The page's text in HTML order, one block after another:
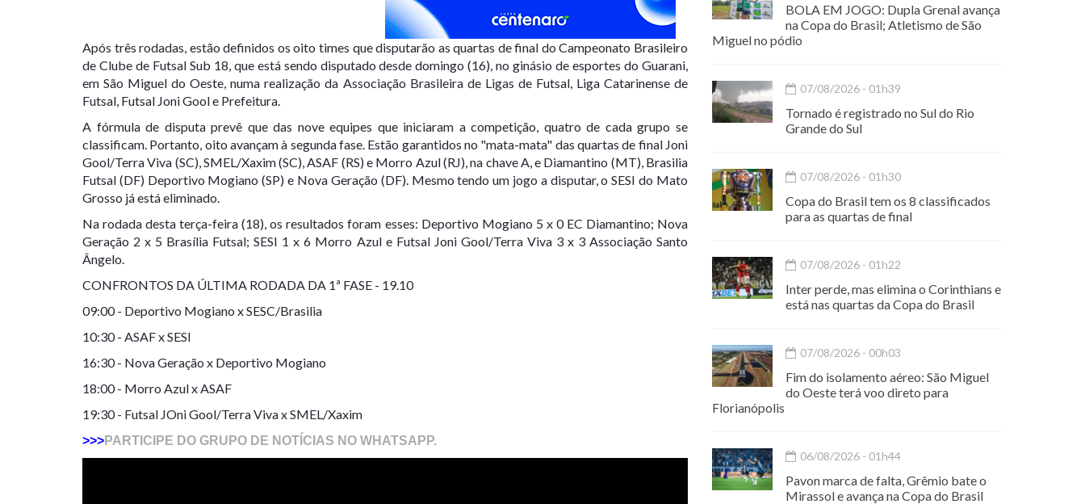
Após três rodadas, estão definidos os oito times que disputarão as quartas de final do Campeonato Brasileiro
de Clube de Futsal Sub 18, que está sendo disputado desde domingo (16), no ginásio de esportes do Guarani,
em São Miguel do Oeste, numa realização da Associação Brasileira de Ligas de Futsal, Liga Catarinense de
Futsal, Futsal Joni Gool e Prefeitura.
A fórmula de disputa prevê que das nove equipes que iniciaram a competição, quatro de cada grupo se
classificam. Portanto, oito avançam à segunda fase. Estão garantidos no "mata-mata" das quartas de final Joni
Gool/Terra Viva (SC), SMEL/Xaxim (SC), ASAF (RS) e Morro Azul (RJ), na chave A, e Diamantino (MT), Brasilia
Futsal (DF) Deportivo Mogiano (SP) e Nova Geração (DF). Mesmo tendo um jogo a disputar, o SESI do Mato
Grosso já está eliminado.
Na rodada desta terça-feira (18), os resultados foram esses: Deportivo Mogiano 5 x 0 EC Diamantino; Nova
Geração 2 x 5 Brasília Futsal; SESI 1 x 6 Morro Azul e Futsal Joni Gool/Terra Viva 3 x 3 Associação Santo
Ângelo.
CONFRONTOS DA ÚLTIMA RODADA DA 1ª FASE - 19.10
09:00 - Deportivo Mogiano x SESC/Brasilia
10:30 - ASAF x SESI
16:30 - Nova Geração x Deportivo Mogiano
18:00 - Morro Azul x ASAF
19:30 - Futsal JOni Gool/Terra Viva x SMEL/Xaxim
>>>PARTICIPE DO GRUPO DE NOTÍCIAS NO WHATSAPP.
BOLA EM JOGO: Dupla Grenal avança
na Copa do Brasil; Atletismo de São
Miguel no pódio
07/08/2026 - 01h39
Tornado é registrado no Sul do Rio
Grande do Sul
07/08/2026 - 01h30
Copa do Brasil tem os 8 classificados
para as quartas de final
07/08/2026 - 01h22
Inter perde, mas elimina o Corinthians e
está nas quartas da Copa do Brasil
07/08/2026 - 00h03
Fim do isolamento aéreo: São Miguel
do Oeste terá voo direto para
Florianópolis
06/08/2026 - 01h44
Pavon marca de falta, Grêmio bate o
Mirassol e avança na Copa do Brasil